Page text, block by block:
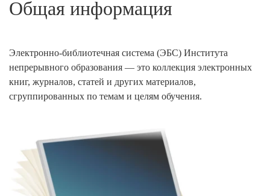
Общая информация
Электронно-библиотечная система (ЭБС) Института
непрерывного образования — это коллекция электронных
книг, журналов, статей и других материалов,
сгруппированных по темам и целям обучения.